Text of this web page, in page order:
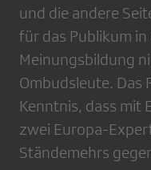
und die andere
für das Publikum
Meinungsbildung
Ombudsleute. Das
Kenntnis, dass mit
zwei Europa-
Ständemehrs